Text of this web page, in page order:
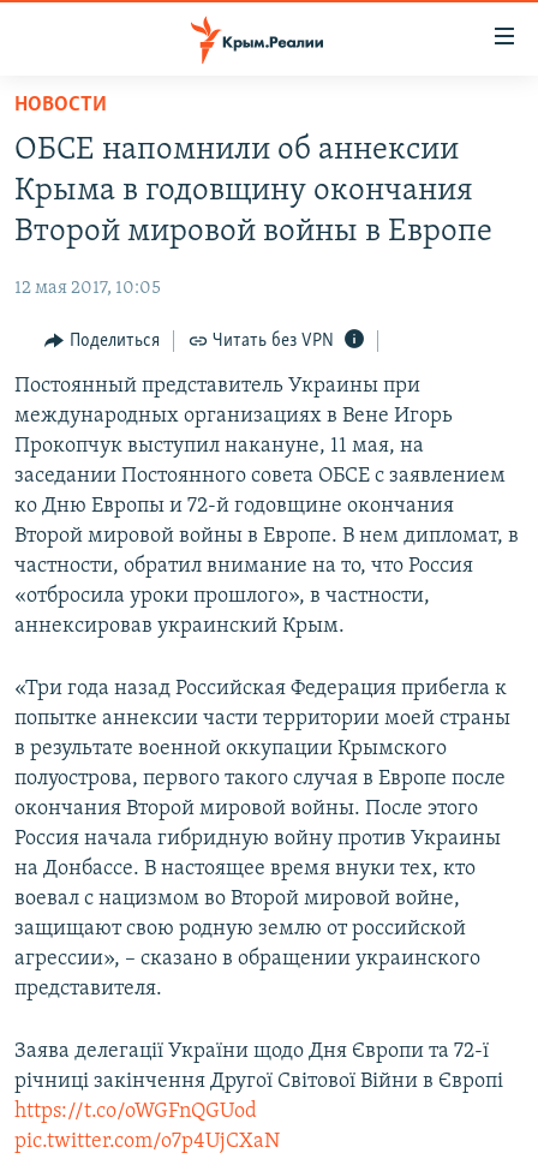
Вернуться
основному
содержанию
Вернутся
главной
Вернутся
поиску
11 ЛЕТ ОККУПАЦИИ КРЫМА. 11 ИСТОРИЙ СОПРОТИВЛЕНИЯ
ВОДА
ЕЩЕ
ИНТЕРАКТИВ
ИНФОГРАФИКА
ТЕЛЕПРОЕКТ КРЫМ.РЕАЛИИ
СОВЕТЫ ПРАВОЗАЩИТНИКОВ
ПРОПАВШИЕ БЕЗ ВЕСТИ
ПОБЕДИТЕЛЕЙ НЕ СУДЯТ?
КРЫМ.НЕПОКОРЕННЫЙ
УКРАИНСКАЯ ПРОБЛЕМА КРЫМА
РАДІО СВОБОДА
КАК ОБОЙТИ БЛОКИРОВКУ
Українською
Qırımtatar
ПРИСОЕДИНЯЙТЕСЬ!
Все сайты RFE/RL
НОВОСТИ
ОБСЕ напомнили об аннексии
Крыма в годовщину окончания
Второй мировой войны в Европе
12 мая 2017, 10:05
Поделиться Читать без VPN
Постоянный представитель Украины при
международных организациях в Вене Игорь
Прокопчук выступил накануне, 11 мая, на
заседании Постоянного совета ОБСЕ с заявлением
ко Дню Европы и 72-й годовщине окончания
Второй мировой войны в Европе. В нем дипломат, в
частности, обратил внимание на то, что Россия
«отбросила уроки прошлого», в частности,
аннексировав украинский Крым.
«Три года назад Российская Федерация прибегла к
попытке аннексии части территории моей страны
в результате военной оккупации Крымского
полуострова, первого такого случая в Европе после
окончания Второй мировой войны. После этого
Россия начала гибридную войну против Украины
на Донбассе. В настоящее время внуки тех, кто
воевал с нацизмом во Второй мировой войне,
защищают свою родную землю от российской
агрессии», – сказано в обращении украинского
представителя.
Заява делегації України щодо Дня Європи та 72-ї
річниці закінчення Другої Світової Війни в Європі
https://t.co/oWGFnQGUod
pic.twitter.com/o7p4UjCXaN